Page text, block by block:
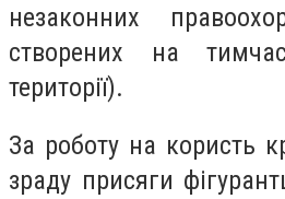
незаконних
створених на
території).
За роботу на користь
зраду присяги